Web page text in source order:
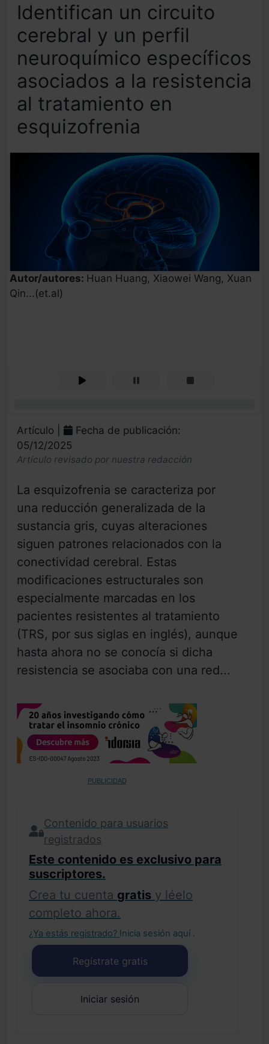
Identifican un circuito
cerebral y un perfil
neuroquímico específicos
asociados a la resistencia
al tratamiento en
esquizofrenia
Autor/autores: Huan Huang, Xiaowei Wang, Xuan
Qin...(et.al)
Artículo |
Fecha de publicación:
05/12/2025
Artículo revisado por nuestra redacción
La esquizofrenia se caracteriza por
una reducción generalizada de la
sustancia gris, cuyas alteraciones
siguen patrones relacionados con la
conectividad cerebral. Estas
modificaciones estructurales son
especialmente marcadas en los
pacientes resistentes al tratamiento
(TRS, por sus siglas en inglés), aunque
hasta ahora no se conocía si dicha
resistencia se asociaba con una red...
PUBLICIDAD
Contenido para usuarios
registrados
Este contenido es exclusivo para
suscriptores.
Crea tu cuenta gratis y léelo
completo ahora.
¿Ya estás registrado? Inicia sesión aquí .
Regístrate gratis
Iniciar sesión